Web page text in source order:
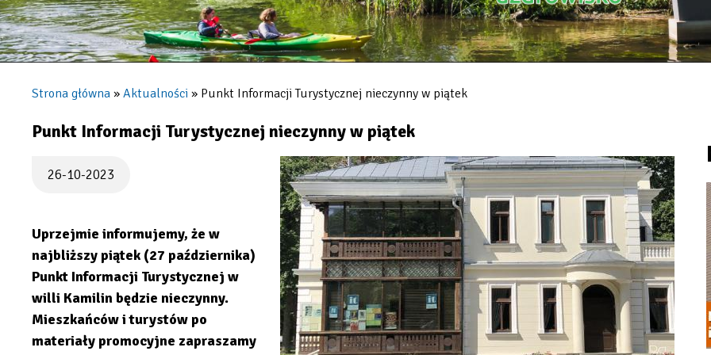
nawigacyjna
Strona główna Aktualności Punkt Informacji Turystycznej nieczynny w piątek
Punkt Informacji Turystycznej nieczynny w piątek
26-10-2023
Uprzejmie informujemy, że w
najbliższy piątek (27 października)
Punkt Informacji Turystycznej w
willi Kamilin będzie nieczynny.
Mieszkańców i turystów po
materiały promocyjne zapraszamy